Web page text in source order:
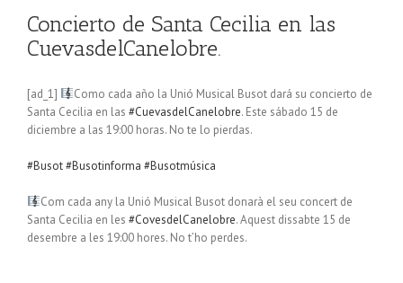
Concierto de Santa Cecilia en las
CuevasdelCanelobre.
[ad_1]
Como cada año la Unió Musical Busot dará su concierto de
Santa Cecilia en las #CuevasdelCanelobre. Este sábado 15 de
diciembre a las 19:00 horas. No te lo pierdas.
#Busot#Busotinforma #Busotmúsica
Com cada any la Unió Musical Busot donarà el seu concert de
Santa Cecilia en les #CovesdelCanelobre. Aquest dissabte 15 de
desembre a les 19:00 hores. No t’ho perdes.